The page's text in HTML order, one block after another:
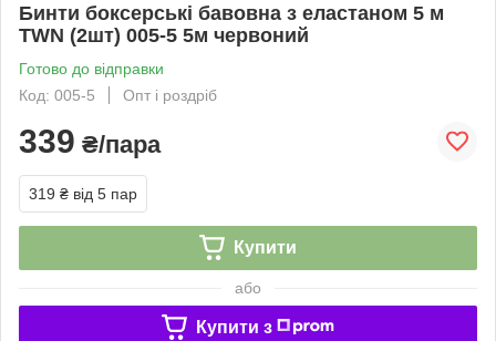
Бинти боксерські бавовна з еластаном 5 м
TWN (2шт) 005-5 5м червоний
Готово до відправки
Код: 005-5
Опт і роздріб
339 ₴/пара
319 ₴ від 5 пар
Купити
або
Купити з